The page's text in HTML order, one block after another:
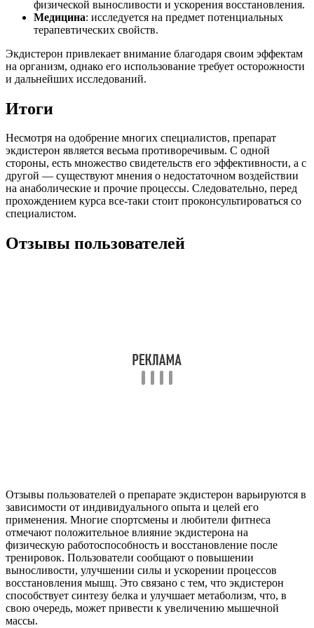
физической выносливости и ускорения восстановления.
Медицина: исследуется на предмет потенциальных
терапевтических свойств.
Экдистерон привлекает внимание благодаря своим эффектам
на организм, однако его использование требует осторожности
и дальнейших исследований.
Итоги
Несмотря на одобрение многих специалистов, препарат
экдистерон является весьма противоречивым. С одной
стороны, есть множество свидетельств его эффективности, а с
другой — существуют мнения о недостаточном воздействии
на анаболические и прочие процессы. Следовательно, перед
прохождением курса все-таки стоит проконсультироваться со
специалистом.
Отзывы пользователей
Отзывы пользователей о препарате экдистерон варьируются в
зависимости от индивидуального опыта и целей его
применения. Многие спортсмены и любители фитнеса
отмечают положительное влияние экдистерона на
физическую работоспособность и восстановление после
тренировок. Пользователи сообщают о повышении
выносливости, улучшении силы и ускорении процессов
восстановления мышц. Это связано с тем, что экдистерон
способствует синтезу белка и улучшает метаболизм, что, в
свою очередь, может привести к увеличению мышечной
массы.